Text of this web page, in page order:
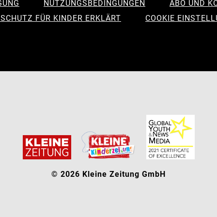
NUTZUNGSBEDINGUNGEN ABO UND
FÜR KINDER ERKLÄRT
COOKIE
© 2026 Kleine Zeitung GmbH